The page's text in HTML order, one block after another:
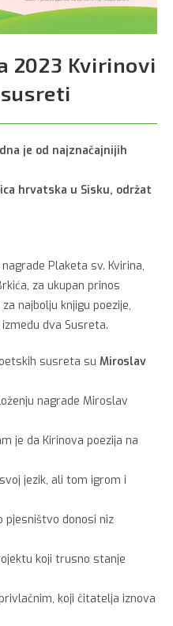
2023 Kvirinovi
je od najznačajnijih
hrvatska u Sisku, održat
Plaketa sv. Kvirina,
za ukupan prinos
najbolju knjigu poezije,
dva Susreta.
susreta su Miroslav
nagrade Miroslav
je da Kirinova poezija na
jezik, ali tom igrom i
donosi niz
koji trusno stanje
koji čitatelja iznova